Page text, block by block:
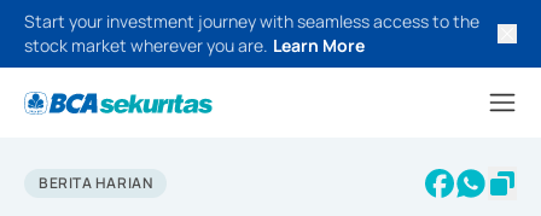
Start your investment journey with seamless access to the
stock market wherever you are. Learn More
BERITA HARIAN